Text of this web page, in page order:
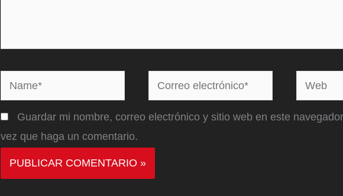
Name*
Correo
electrónico*
Web
Guardar mi nombre, correo electrónico y sitio web en este
vez que haga un comentario.